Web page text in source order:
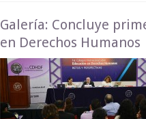
Galería: Concluye
en Derechos Humanos